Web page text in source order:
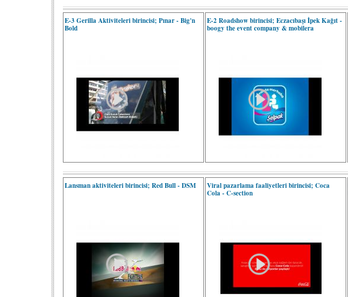
E-3 Gerilla Aktiviteleri birincisi; Pınar - Big'n
Bold
E-2 Roadshow birincisi; Eczacıbaşı İpek Kağıt -
boogy the event company & mobilera
Lansman aktiviteleri birincisi; Red Bull - DSM
Viral pazarlama faaliyetleri birincisi; Coca
Cola - C-section